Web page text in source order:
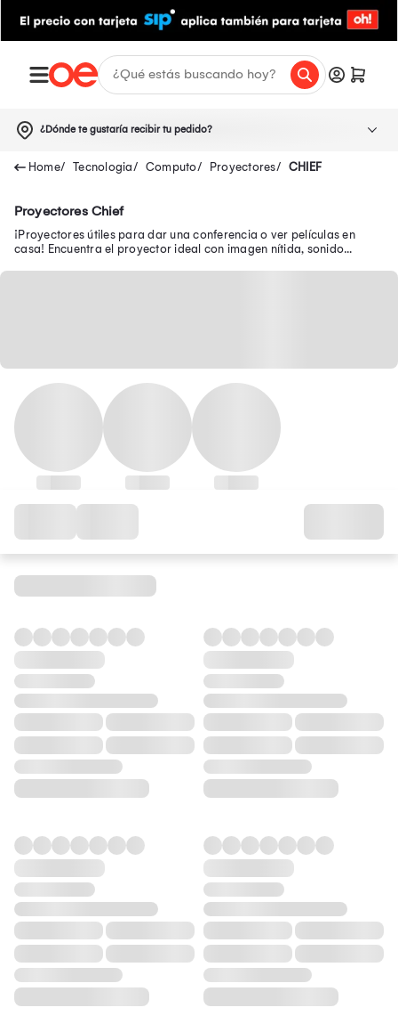
¿Dónde te gustaría recibir tu pedido?
Tecnologia Computo Proyectores CHIEF
Proyectores Chief
¡Proyectores útiles para dar una conferencia o ver películas en
casa! Encuentra el proyector ideal con imagen nítida, sonido